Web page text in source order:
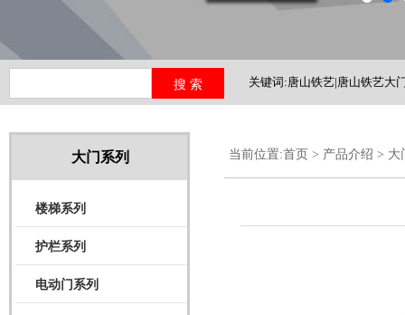
关键词:唐山铁艺|唐山铁艺大
当前位置:首页 > 产品介绍 > 大
大门系列
楼梯系列
护栏系列
电动门系列